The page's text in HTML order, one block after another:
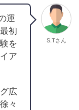
運
初
を
ア
広
々
S.Tさん